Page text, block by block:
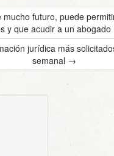
mucho futuro, puede
y que acudir a un abogado
jurídica más
semanal →